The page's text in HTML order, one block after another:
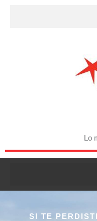
Lo
SI TE